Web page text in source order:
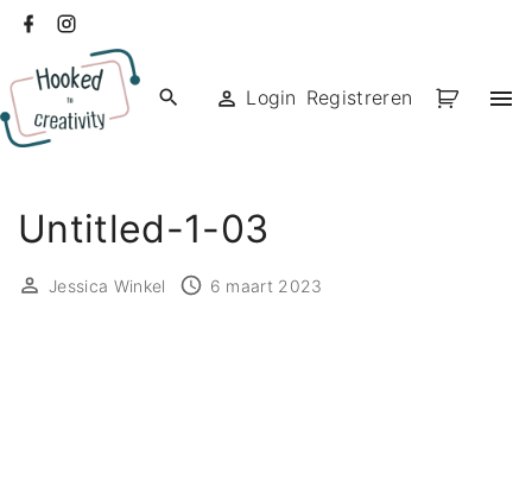
de
inhoud
facebook
Login Registreren
Untitled-1-03
Jessica Winkel 6 maart 2023